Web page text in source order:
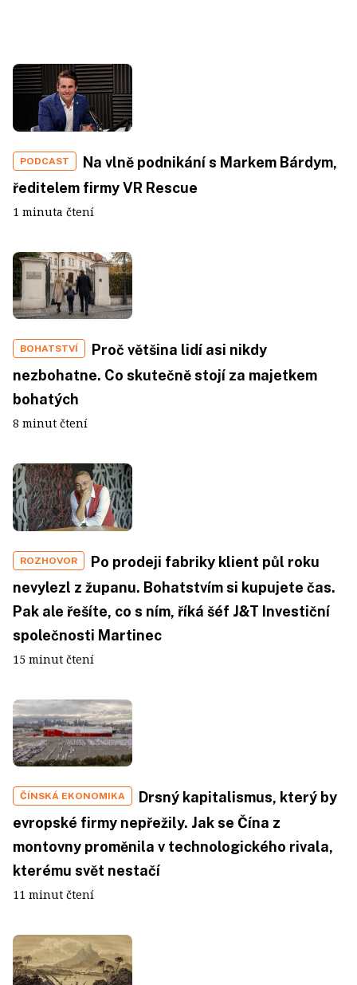
PODCAST
Na vlně podnikání s Markem Bárdym,
ředitelem firmy VR Rescue
1 minuta čtení
BOHATSTVÍ
Proč většina lidí asi nikdy
nezbohatne. Co skutečně stojí za majetkem
bohatých
8 minut čtení
ROZHOVOR
Po prodeji fabriky klient půl roku
nevylezl z županu. Bohatstvím si kupujete čas.
Pak ale řešíte, co s ním, říká šéf J&T Investiční
společnosti Martinec
15 minut čtení
ČÍNSKÁ EKONOMIKA
Drsný kapitalismus, který by
evropské firmy nepřežily. Jak se Čína z
montovny proměnila v technologického rivala,
kterému svět nestačí
11 minut čtení